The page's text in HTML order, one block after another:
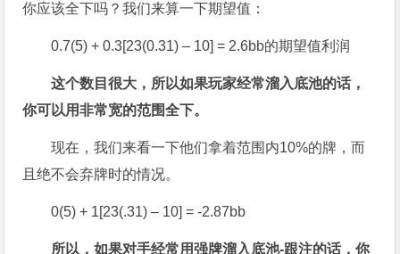
你应该全下吗？我们来算一下期望值：
0.7(5) + 0.3[23(0.31) – 10] = 2.6bb的期望值利润
这个数目很大，所以如果玩家经常溜入底池的话，
你可以用非常宽的范围全下。
现在，我们来看一下他们拿着范围内10%的牌，而
且绝不会弃牌时的情况。
0(5) + 1[23(.31) – 10] = -2.87bb
所以，如果对手经常用强牌溜入底池-跟注的话，你